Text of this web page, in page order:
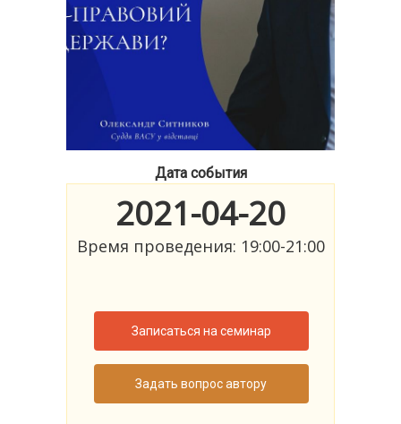
Дата события
2021-04-20
Время проведения: 19:00-21:00
Записаться на семинар
Задать вопрос автору